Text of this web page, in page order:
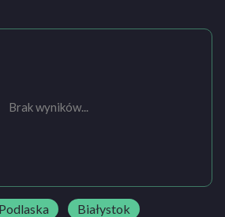
Brak wyników...
Białystok